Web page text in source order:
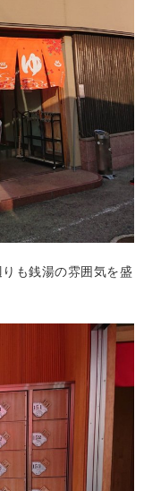
も銭湯の雰囲気を盛